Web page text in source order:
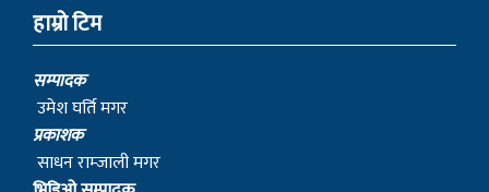
हाम्रो टिम
सम्पादक
उमेश घर्ति मगर
प्रकाशक
साधन राम्जाली मगर